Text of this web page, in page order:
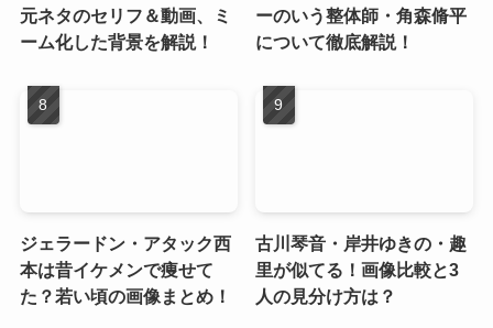
元ネタのセリフ＆動画、ミ
ーム化した背景を解説！
ーのいう整体師・角森脩平
について徹底解説！
ジェラードン・アタック西
本は昔イケメンで痩せて
た？若い頃の画像まとめ！
古川琴音・岸井ゆきの・趣
里が似てる！画像比較と3
人の見分け方は？